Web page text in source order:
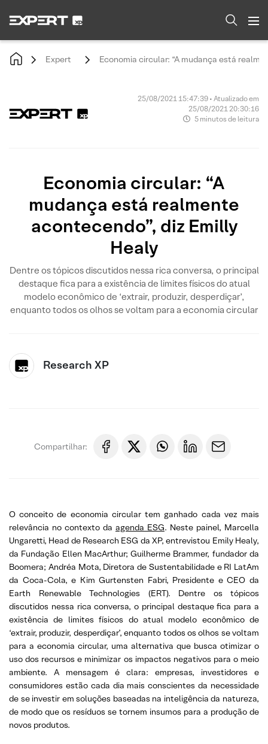
Expert Economia circular: “A mudança está
25/08/2021 15:47:39 • Atualizado em
25/08/2021 20:30:16
5 minutos de leitura
Economia circular: “A
mudança está realmente
acontecendo”, diz Emilly
Healy
Dentre os tópicos discutidos nessa rica conversa, o principal
destaque fica para a existência de limites físicos do atual
modelo econômico de ‘extrair, produzir, desperdiçar’,
enquanto todos os olhos se voltam para a economia circular
Research XP
Compartilhar:
O conceito de economia circular tem ganhado cada vez mais
relevância no contexto da agenda ESG. Neste painel, Marcella
Ungaretti, Head de Research ESG da XP, entrevistou Emily Healy,
da Fundação Ellen MacArthur; Guilherme Brammer, fundador da
Boomera; Andréa Mota, Diretora de Sustentabilidade e RI LatAm
da Coca-Cola, e Kim Gurtensten Fabri, Presidente e CEO da
Earth Renewable Technologies (ERT). Dentre os tópicos
discutidos nessa rica conversa, o principal destaque fica para a
existência de limites físicos do atual modelo econômico de
‘extrair, produzir, desperdiçar’, enquanto todos os olhos se voltam
para a economia circular, uma alternativa que busca otimizar o
uso dos recursos e minimizar os impactos negativos para o meio
ambiente. A mensagem é clara: empresas, investidores e
consumidores estão cada dia mais conscientes da necessidade
de se investir em soluções baseadas na inteligência da natureza,
de modo que os resíduos se tornem insumos para a produção de
novos produtos.